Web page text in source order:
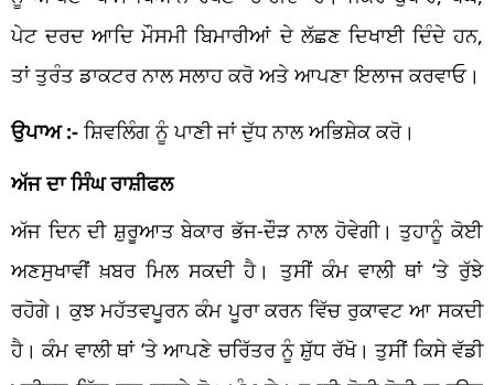
ਪੇਟ ਦਰਦ ਆਦਿ ਮੌਸਮੀ ਬਿਮਾਰੀਆਂ ਦੇ ਲੱਛਣ ਦਿਖਾਈ ਦਿੰਦੇ ਹਨ,
ਤਾਂ ਤੁਰੰਤ ਡਾਕਟਰ ਨਾਲ ਸਲਾਹ ਕਰੋ ਅਤੇ ਆਪਣਾ ਇਲਾਜ ਕਰਵਾਓ।
ਉਪਾਅ :- ਸ਼ਿਵਲਿੰਗ ਨੂੰ ਪਾਣੀ ਜਾਂ ਦੁੱਧ ਨਾਲ ਅਭਿਸ਼ੇਕ ਕਰੋ।
ਅੱਜ ਦਾ ਸਿੰਘ ਰਾਸ਼ੀਫਲ
ਅੱਜ ਦਿਨ ਦੀ ਸ਼ੁਰੂਆਤ ਬੇਕਾਰ ਭੱਜ-ਦੌੜ ਨਾਲ ਹੋਵੇਗੀ। ਤੁਹਾਨੂੰ ਕੋਈ
ਅਣਸੁਖਾਵੀਂ ਖ਼ਬਰ ਮਿਲ ਸਕਦੀ ਹੈ। ਤੁਸੀਂ ਕੰਮ ਵਾਲੀ ਥਾਂ ‘ਤੇ ਰੁੱਝੇ
ਰਹੋਗੇ। ਕੁਝ ਮਹੱਤਵਪੂਰਨ ਕੰਮ ਪੂਰਾ ਕਰਨ ਵਿੱਚ ਰੁਕਾਵਟ ਆ ਸਕਦੀ
ਹੈ। ਕੰਮ ਵਾਲੀ ਥਾਂ ‘ਤੇ ਆਪਣੇ ਚਰਿੱਤਰ ਨੂੰ ਸ਼ੁੱਧ ਰੱਖੋ। ਤੁਸੀਂ ਕਿਸੇ ਵੱਡੀ